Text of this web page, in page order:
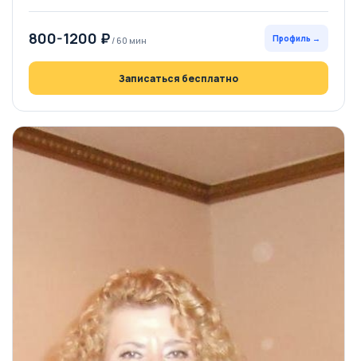
800-1200 ₽/ 60 мин Профиль →
Записаться бесплатно